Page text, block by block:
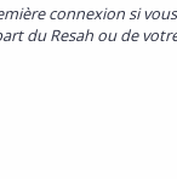
connexion si
du Resah ou de